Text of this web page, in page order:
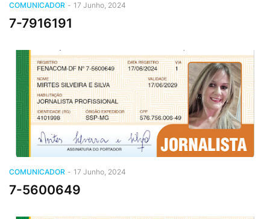
COMUNICADOR - 17 Junho, 2024
7-7916191
COMUNICADOR - 17 Junho, 2024
7-5600649